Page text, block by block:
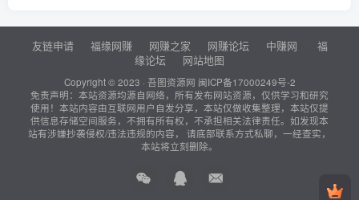
友链申请 福缘网赚 网赚之家 网赚论坛 中赚网
福
缘论坛
网站地图
Copyright © 2023 · 吾图资源网 闽ICP备17000249号-2
免责声明：本站资源均源自网络，所有发布网站资源，仅供学习和研究
使用！本站内容由互联网用户自发分享，本站仅做收集整理，本站仅提
供信息存储空间服务，不拥有所有权，不承担相关法律责任。如发现本
站有涉嫌抄袭侵权/违法违规的内容， 请底部联系方式私聊，一经查实，
本站将立刻删除。